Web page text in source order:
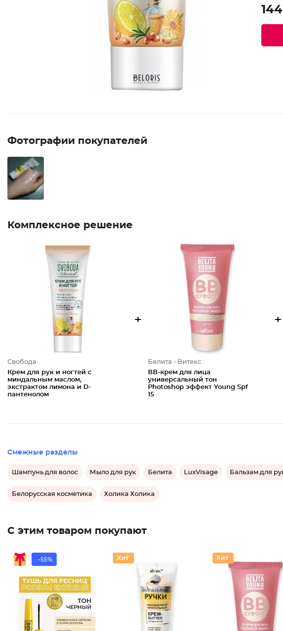
Фотографии покупателей
Комплексное решение
Свобода
Крем для рук и ногтей с
миндальным маслом,
экстрактом лимона и D-
пантенолом
+
Белита - Витекс
ВВ-крем для лица
универсальный тон
Photoshop эффект Young Spf
15
+
Смежные разделы
Шампунь для волос Мыло для рук Белита LuxVisage Бальзам для
Белорусская косметика Холика Холика
С этим товаром покупают
-55%